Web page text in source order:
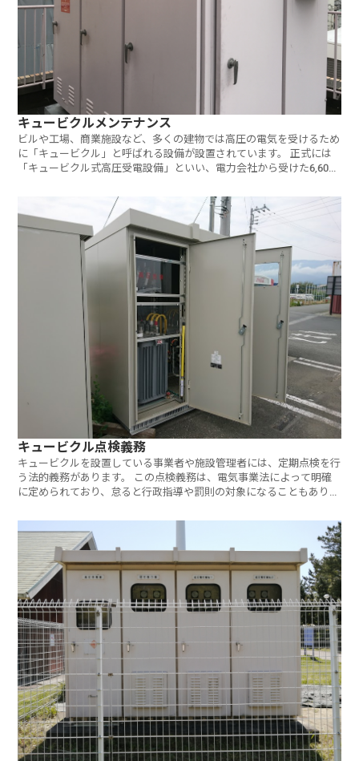
キュービクルメンテナンス
ビルや工場、商業施設など、多くの建物では高圧の電気を受けるため
に「キュービクル」と呼ばれる設備が設置されています。 正式には
「キュービクル式高圧受電設備」といい、電力会社から受けた6,600
キュービクル点検義務
キュービクルを設置している事業者や施設管理者には、定期点検を行
う法的義務があります。 この点検義務は、電気事業法によって明確
に定められており、怠ると行政指導や罰則の対象になることもありま